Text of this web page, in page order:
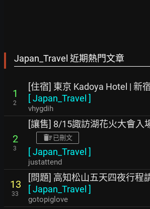
Japan_Travel 近期熱門文章
1
2
[住宿] 東京 Kadoya Hotel | 新
[Japan_Travel ]
vhygdih
2
3
[讓售] 8/15諏訪湖花火大會入
已刪文
[Japan_Travel ]
justattend
13
33
[問題] 高知松山五天四夜行程
[Japan_Travel ]
gotopiglove